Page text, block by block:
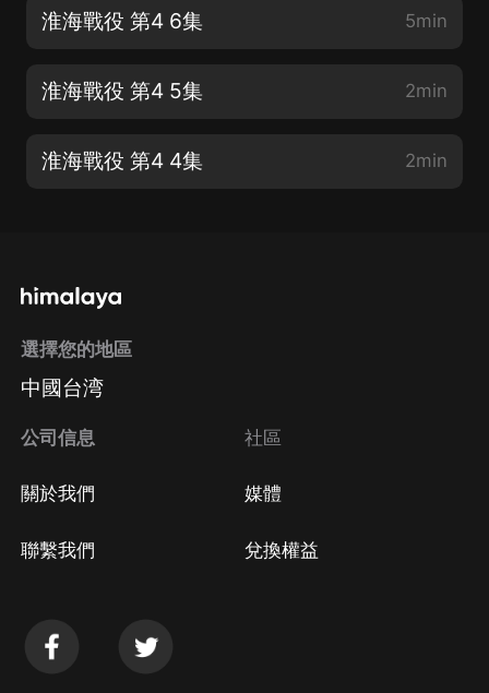
淮海戰役 第4 6集 5min
淮海戰役 第4 5集 2min
淮海戰役 第4 4集 2min
選擇您的地區
中國台湾
公司信息
關於我們
聯繫我們
社區
媒體
兌換權益